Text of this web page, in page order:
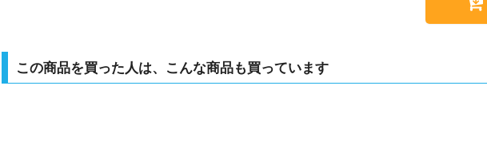
この商品を買った人は、こんな商品も買っています